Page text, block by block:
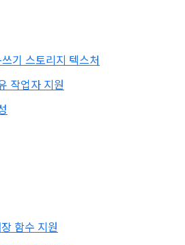
기 스토리지 텍스처
작업자 지원
함수 지원